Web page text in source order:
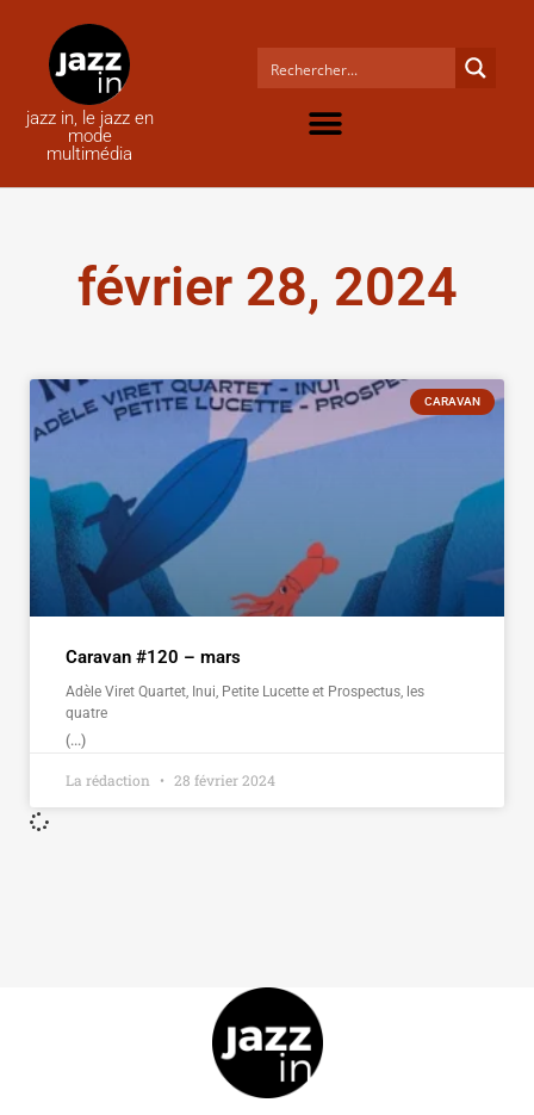
jazz in, le jazz en
mode
multimédia
février 28, 2024
CARAVAN
Caravan #120 – mars
Adèle Viret Quartet, Inui, Petite Lucette et Prospectus, les
quatre
(...)
La rédaction 28 février 2024